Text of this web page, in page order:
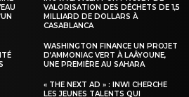
VALORISATION DES DÉCHETS DE 1,5
MILLIARD DE DOLLARS À
CASABLANCA
WASHINGTON FINANCE UN PROJET
D’AMMONIAC VERT À LAÂYOUNE,
UNE PREMIÈRE AU SAHARA
« THE NEXT AD » : INWI CHERCHE
LES JEUNES TALENTS QUI